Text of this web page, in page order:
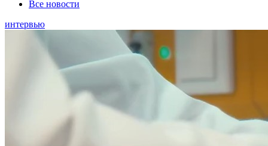
Все новости
интервью